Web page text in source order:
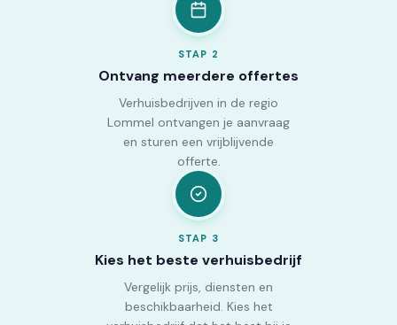
STAP 2
Ontvang meerdere offertes
Verhuisbedrijven in de regio
Lommel ontvangen je aanvraag
en sturen een vrijblijvende
offerte.
STAP 3
Kies het beste verhuisbedrijf
Vergelijk prijs, diensten en
beschikbaarheid. Kies het